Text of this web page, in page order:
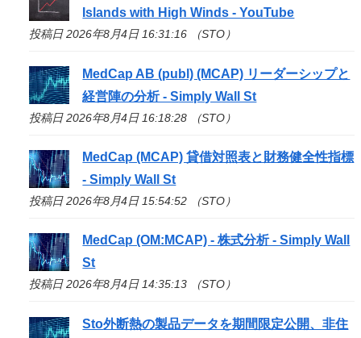
Islands with High Winds - YouTube
投稿日 2026年8月4日 16:31:16 （STO）
MedCap AB (publ) (MCAP) リーダーシップと
経営陣の分析 - Simply Wall St
投稿日 2026年8月4日 16:18:28 （STO）
MedCap (MCAP) 貸借対照表と財務健全性指標
- Simply Wall St
投稿日 2026年8月4日 15:54:52 （STO）
MedCap (OM:MCAP) - 株式分析 - Simply Wall
St
投稿日 2026年8月4日 14:35:13 （STO）
Sto外断熱の製品データを期間限定公開、非住